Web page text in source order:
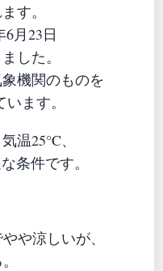
す。
月23日
した。
機関のものを
ます。
温25°C、
条件です。
や涼しいが、